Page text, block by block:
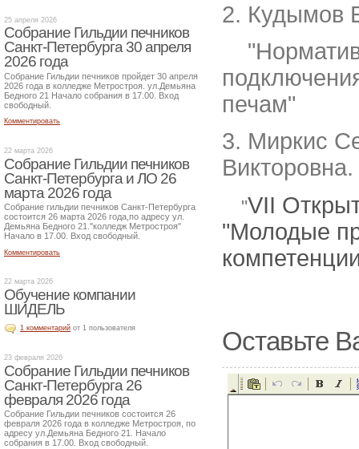
2. Кудымов
печам"
3. Миркис
Викторовна.
"VII
"Молодые
Оставьте
25 апреля 2026
Собрание Гильдии печников
Санкт-Петербурга 30 апреля
2026 года
Собрание Гильдии печников пройдет 30 апреля
2026 года в колледже Метростроя. ул.Демьяна
Бедного 21 Начало собрания в 17.00. Вход
свободный.
Комментировать
22 марта 2026
Собрание Гильдии печников
Санкт-Петербурга и ЛО 26
марта 2026 года
Собрание гильдии печников Санкт-Петербурга
состоится 26 марта 2026 года,по адресу ул.
Демьяна Бедного 21."колледж Метростроя"
Начало в 17.00. Вход свободный.
Комментировать
22 марта 2026
Обучение компании
ШИДЕЛЬ
1 комментарий от 1 пользователя
23 февраля 2026
Собрание Гильдии печников
Санкт-Петербурга 26
февраля 2026 года
Собрание Гильдии печников состоится 26
февраля 2026 года в колледже Метростроя, по
адресу ул.Демьяна Бедного 21. Начало
собрания в 17.00. Вход свободный.